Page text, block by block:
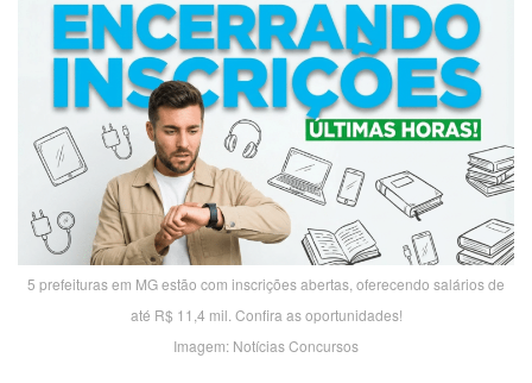
5 prefeituras em MG estão com inscrições abertas, oferecendo salários de
até R$ 11,4 mil. Confira as oportunidades!
Imagem: Notícias Concursos